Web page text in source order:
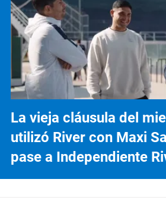
La vieja cláusula del
utilizó River con Maxi
pase a Independiente